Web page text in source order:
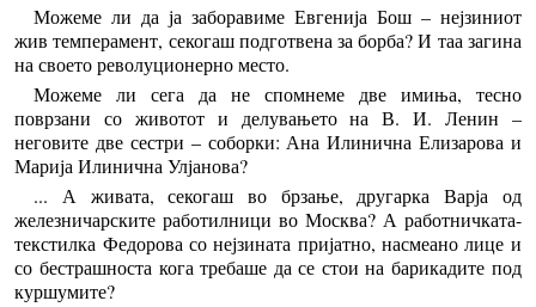
Можеме ли да ја заборавиме Евгенија Бош – нејзиниот
жив темперамент, секогаш подготвена за борба? И таа загина
на своето револуционерно место.
Можеме ли сега да не спомнеме две имиња, тесно
поврзани со животот и делувањето на В. И. Ленин –
неговите две сестри – соборки: Ана Илинична Елизарова и
Марија Илинична Улјанова?
... А живата, секогаш во брзање, другарка Варја од
железничарските работилници во Москва? А работничката-
текстилка Федорова со нејзината пријатно, насмеано лице и
со бестрашноста кога требаше да се стои на барикадите под
куршумите?